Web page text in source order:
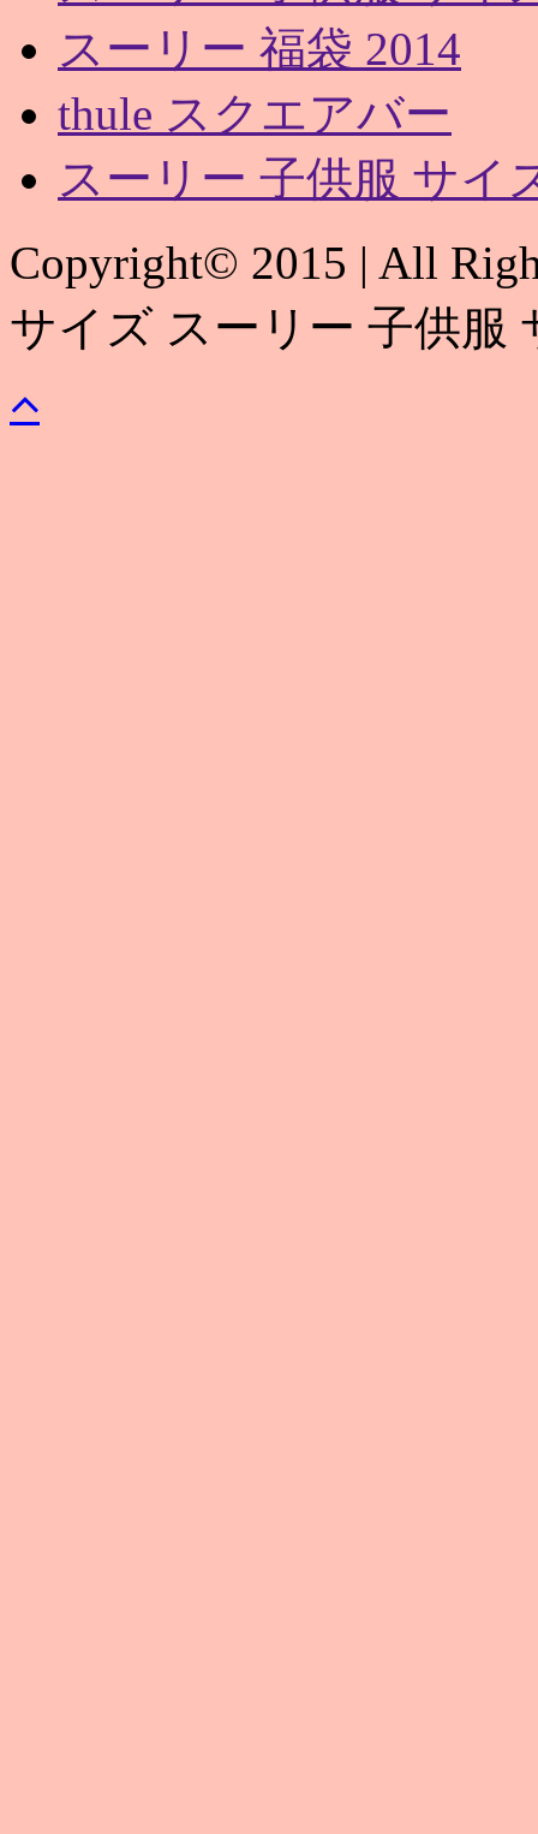
スーリー 福袋 2014
thule スクエアバー
スーリー 子供服 サイ
Copyright© 2015 | All
サイズ スーリー 子供服